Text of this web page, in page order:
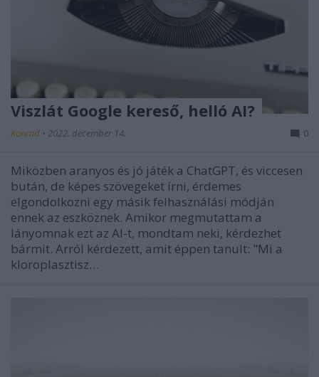
Viszlát Google kereső, helló AI?
Konrad • 2022. december 14. 0
Miközben aranyos és jó játék a ChatGPT, és viccesen
bután, de képes szövegeket írni, érdemes
elgondolkozni egy másik felhasználási módján
ennek az eszköznek. Amikor megmutattam a
lányomnak ezt az AI-t, mondtam neki, kérdezhet
bármit. Arról kérdezett, amit éppen tanult: "Mi a
kloroplasztisz…